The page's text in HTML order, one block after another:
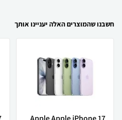
חשבנו שהמוצרים האלה יעניינו אותך